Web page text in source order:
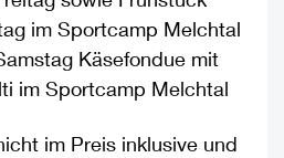
im Sportcamp Melchtal
Käsefondue mit
im Sportcamp Melchtal
im Preis inklusive und